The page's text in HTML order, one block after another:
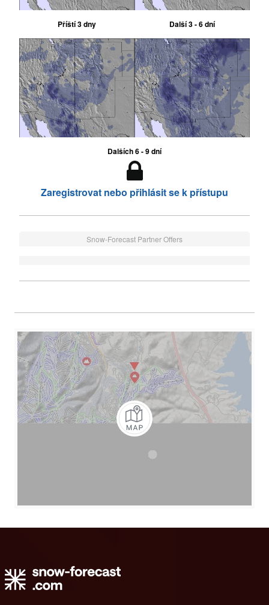
Příští 3 dny Další 3 - 6 dní
Dalších 6 - 9 dní
Zaregistrovat nebo přihlásit se k přístupu
Snow-Forecast Partner Offers